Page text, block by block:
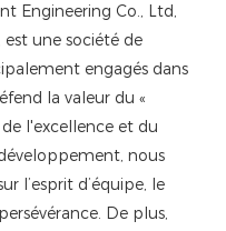
Engineering Co., Ltd,
une société de
engagés dans
la valeur du «
l'excellence et du
nous
l’esprit d’équipe, le
De plus,